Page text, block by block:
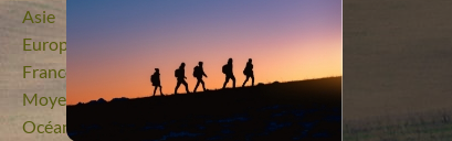
Asie
Europe
France
Moyen-Orient
Océanie